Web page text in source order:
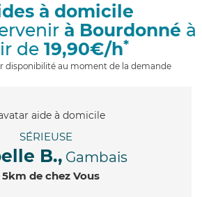
à domicile
à Bourdonné à
de 19,90€/h*
disponibilité au moment de la demande
SÉRIEUSE
B., Gambais
5km de chez Vous